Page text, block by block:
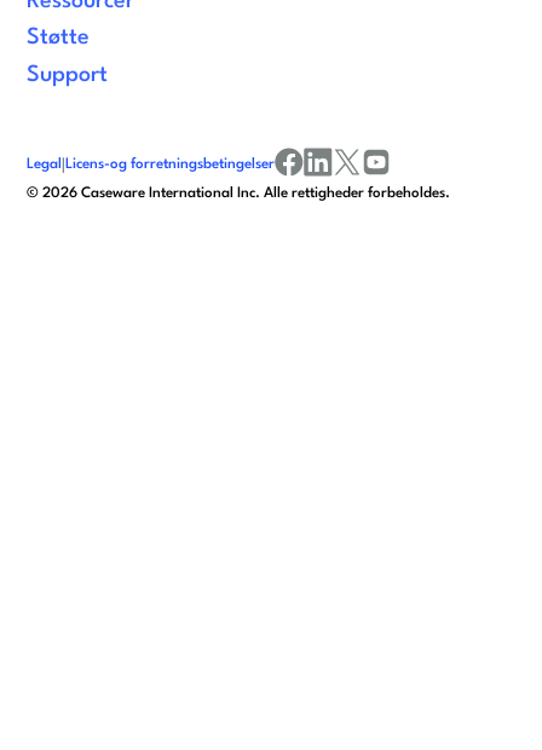
Støtte
Support
©2026 Caseware International Inc. Alle rettigheder forbeholdes.
Legal |Licens-og forretningsbetingelser
facebook
linkedinx/twitter
youtube